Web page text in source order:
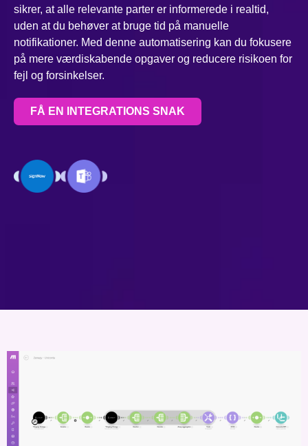
sikrer, at alle relevante parter er informerede i realtid,
uden at du behøver at bruge tid på manuelle
notifikationer. Med denne automatisering kan du fokusere
på mere værdiskabende opgaver og reducere risikoen for
fejl og forsinkelser.
FÅ EN INTEGRATIONS SNAK